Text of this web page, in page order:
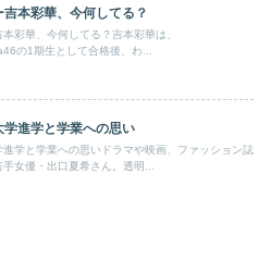
吉本彩華、今何してる？
彩華、今何してる？吉本彩華は、
の1期生として合格後、わ...
学進学と学業への思い
学と学業への思いドラマや映画、ファッション誌
女優・出口夏希さん。透明...